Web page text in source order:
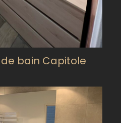
bain Capitole